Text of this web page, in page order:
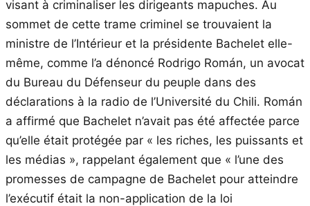
visant à criminaliser les dirigeants mapuches. Au
sommet de cette trame criminel se trouvaient la
ministre de l’Intérieur et la présidente Bachelet elle-
même, comme l’a dénoncé Rodrigo Román, un avocat
du Bureau du Défenseur du peuple dans des
déclarations à la radio de l’Université du Chili. Román
a affirmé que Bachelet n’avait pas été affectée parce
qu’elle était protégée par « les riches, les puissants et
les médias », rappelant également que « l’une des
promesses de campagne de Bachelet pour atteindre
l’exécutif était la non-application de la loi